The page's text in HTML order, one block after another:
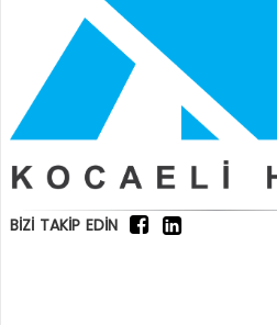
BİZİ TAKİP EDİN